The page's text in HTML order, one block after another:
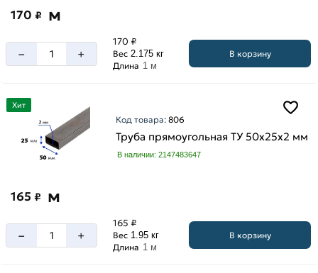
170 ₽ м
– +
170 ₽
Вес 2.175 кг
Длина 1 м
В корзину
Хит
Код товара:806
Труба прямоугольная ТУ 50х25х2 мм
В наличии: 2147483647
165 ₽ м
– +
165 ₽
Вес 1.95 кг
Длина 1 м
В корзину